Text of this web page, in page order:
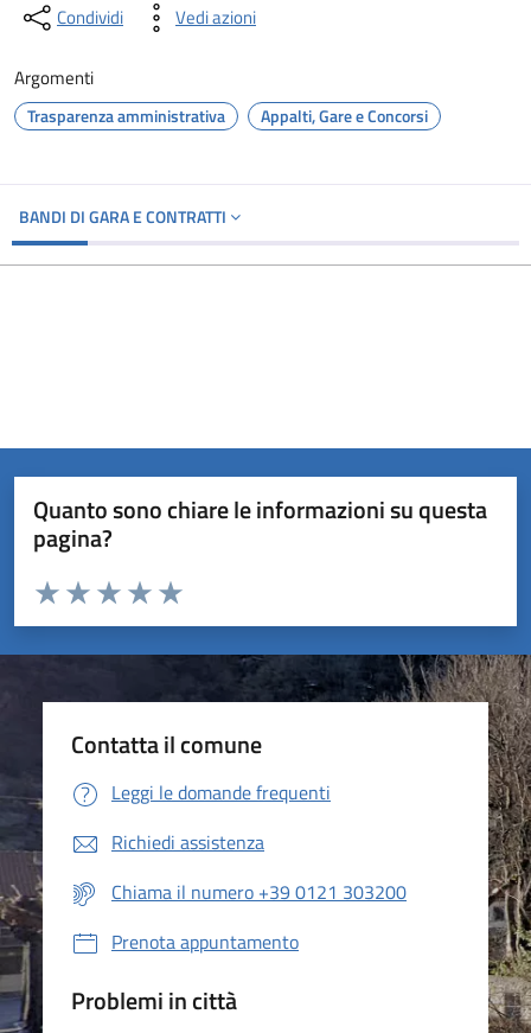
Condividi Vedi azioni
Argomenti
Trasparenza amministrativa Appalti, Gare e Concorsi
BANDI DI GARA E CONTRATTI
Quanto sono chiare le informazioni su questa
pagina?
Valuta da 1 a 5 stelle la pagina
Valuta 5 stelle su 5
Valuta 4 stelle su 5
Valuta 3 stelle su 5
Valuta 2 stelle su 5
Valuta 1 stelle su 5
Contatta il comune
Leggi le domande frequenti
Richiedi assistenza
Chiama il numero +39 0121 303200
Prenota appuntamento
Problemi in città